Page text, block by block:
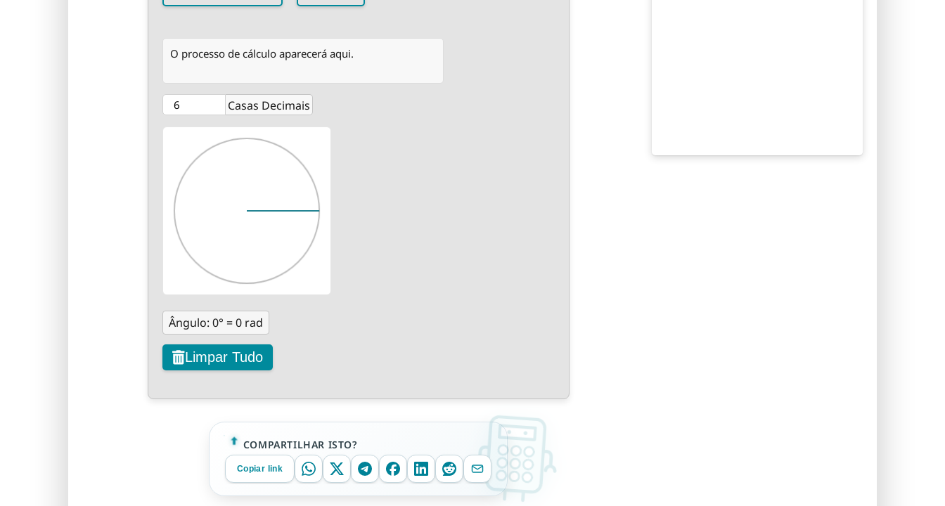
O processo de cálculo aparecerá aqui.
Casas Decimais
Ângulo: 0° =0rad
Limpar Tudo
COMPARTILHAR ISTO?
Copiar link